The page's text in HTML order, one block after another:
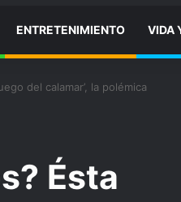
ENTRETENIMIENTO VIDA
del calamar’, la polémica
Ésta